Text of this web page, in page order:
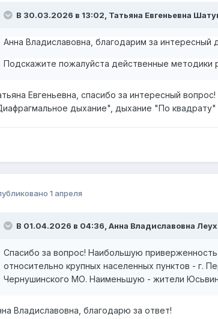
В 30.03.2026 в 13:02, Татьяна Евгеньевна
Анна Владиславовна, благодарим за интересный
Подскажите пожалуйста действенные методики
Евгеньевна, спасибо за интересный
дыхание", дыхание "По
1 апреля
В 01.04.2026 в 04:36, Анна Владиславовна
Спасибо за вопрос! Наибольшую
относительно крупных населенных пунктов - г.
Чернушинского МО. Наименьшую - жители
Владиславовна, благодарю за ответ!